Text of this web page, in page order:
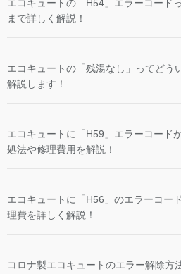
エコキュートの「H54」エラーコード
まで詳しく解説！
エコキュートの「残湯なし」ってどう
解説します！
エコキュートに「H59」エラーコード
処法や修理費用を解説！
エコキュートに「H56」のエラーコー
理費を詳しく解説！
コロナ製エコキュートのエラー解除方